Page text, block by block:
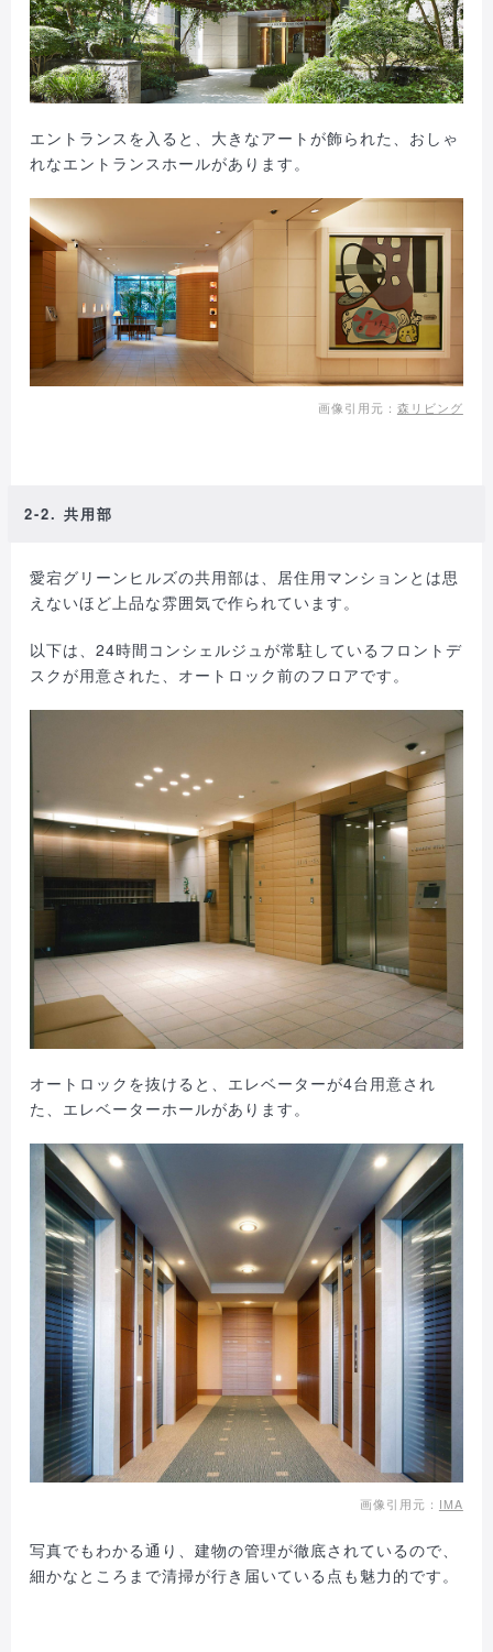
エントランスを入ると、大きなアートが飾られた、おしゃ
れなエントランスホールがあります。
画像引用元： 森リビング
2-2. 共用部
愛宕グリーンヒルズの共用部は、居住用マンションとは思
えないほど上品な雰囲気で作られています。
以下は、24時間コンシェルジュが常駐しているフロントデ
スクが用意された、オートロック前のフロアです。
オートロックを抜けると、エレベーターが4台用意され
た、エレベーターホールがあります。
画像引用元： IMA
写真でもわかる通り、建物の管理が徹底されているので、
細かなところまで清掃が行き届いている点も魅力的です。